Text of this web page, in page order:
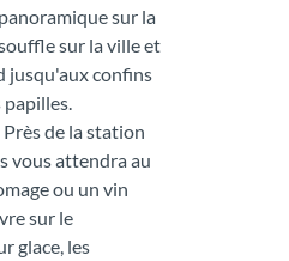
sur la
sur la ville et
jusqu'aux confins
papilles.
de la station
vous attendra au
ou un vin
sur le
glace, les